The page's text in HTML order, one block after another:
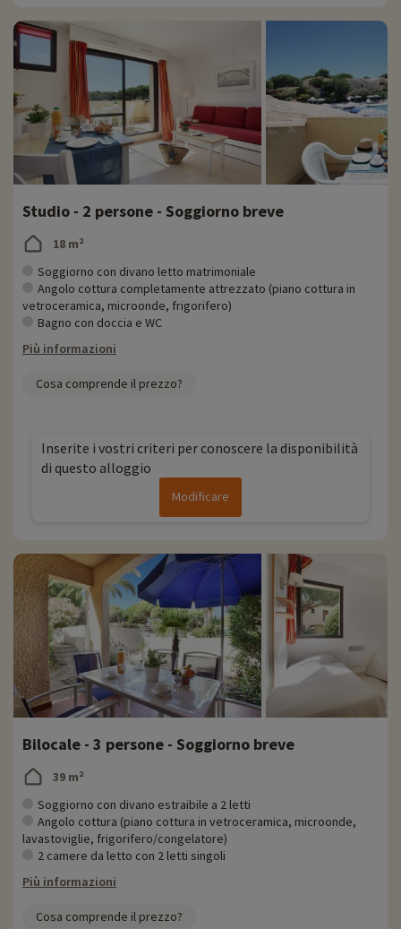
Studio - 2 persone - Soggiorno breve
18 m²
Soggiorno con divano letto matrimoniale
Angolo cottura completamente attrezzato (piano cottura in
vetroceramica, microonde, frigorifero)
Bagno con doccia e WC
Più informazioni
Cosa comprende il prezzo?
Inserite i vostri criteri per conoscere la disponibilità
di questo alloggio
Modificare
Bilocale - 3 persone - Soggiorno breve
39 m²
Soggiorno con divano estraibile a 2 letti
Angolo cottura (piano cottura in vetroceramica, microonde,
lavastoviglie, frigorifero/congelatore)
2 camere da letto con 2 letti singoli
Più informazioni
Cosa comprende il prezzo?